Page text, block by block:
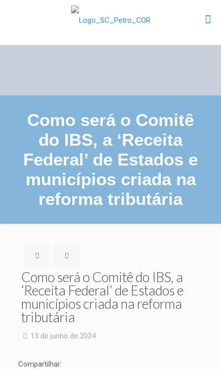
Como será o Comitê
do IBS, a ‘Receita
Federal’ de Estados e
municípios criada na
reforma tributária
Como será o Comitê do IBS, a
‘Receita Federal’ de Estados e
municípios criada na reforma
tributária
13 de junho de 2024
Compartilhar: